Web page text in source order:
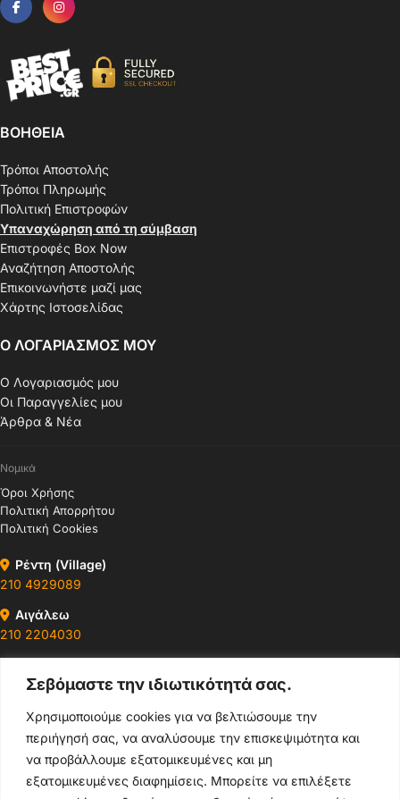
Σεβόμαστε την ιδιωτικότητά σας.
Χρησιμοποιούμε cookies για να βελτιώσουμε την
περιήγησή σας, να αναλύσουμε την επισκεψιμότητα και
να προβάλλουμε εξατομικευμένες και μη
εξατομικευμένες διαφημίσεις. Μπορείτε να επιλέξετε
ΒΟΗΘΕΙΑ
Τρόποι Αποστολής
Τρόποι Πληρωμής
Πολιτική Επιστροφών
Υπαναχώρηση από τη σύμβαση
Επιστροφές Box Now
Αναζήτηση Αποστολής
Επικοινωνήστε μαζί μας
Χάρτης Ιστοσελίδας
Ο ΛΟΓΑΡΙΑΣΜΟΣ ΜΟΥ
Ο Λογαριασμός μου
Οι Παραγγελίες μου
Άρθρα & Νέα
Νομικά
Όροι Χρήσης
Πολιτική Απορρήτου
Πολιτική Cookies
Ρέντη (Village)
210 4929089
Αιγάλεω
210 2204030
210 4400147
Ωράρια & Διευθύνσεις →
210 4929089